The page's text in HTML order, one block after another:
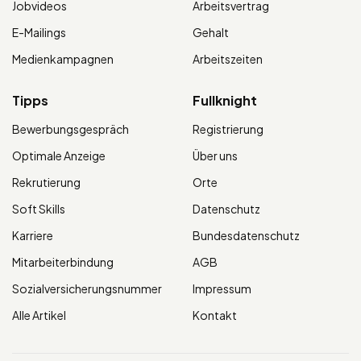
Jobvideos
E-Mailings
Medienkampagnen
Arbeitsvertrag
Gehalt
Arbeitszeiten
Tipps
Bewerbungsgespräch
Optimale Anzeige
Rekrutierung
Soft Skills
Karriere
Mitarbeiterbindung
Sozialversicherungsnummer
Alle Artikel
Fullknight
Registrierung
Über uns
Orte
Datenschutz
Bundesdatenschutz
AGB
Impressum
Kontakt